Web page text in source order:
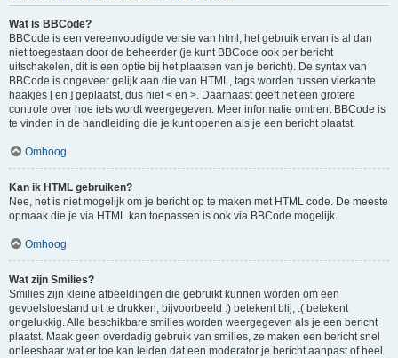
Wat is BBCode?
BBCode is een vereenvoudigde versie van html, het gebruik ervan is al dan
niet toegestaan door de beheerder (je kunt BBCode ook per bericht
uitschakelen, dit is een optie bij het plaatsen van je bericht). De syntax van
BBCode is ongeveer gelijk aan die van HTML, tags worden tussen vierkante
haakjes [ en ] geplaatst, dus niet < en >. Daarnaast geeft het een grotere
controle over hoe iets wordt weergegeven. Meer informatie omtrent BBCode is
te vinden in de handleiding die je kunt openen als je een bericht plaatst.
Omhoog
Kan ik HTML gebruiken?
Nee, het is niet mogelijk om je bericht op te maken met HTML code. De meeste
opmaak die je via HTML kan toepassen is ook via BBCode mogelijk.
Omhoog
Wat zijn Smilies?
Smilies zijn kleine afbeeldingen die gebruikt kunnen worden om een
gevoelstoestand uit te drukken, bijvoorbeeld :) betekent blij, :( betekent
ongelukkig. Alle beschikbare smilies worden weergegeven als je een bericht
plaatst. Maak geen overdadig gebruik van smilies, ze maken een bericht snel
onleesbaar wat er toe kan leiden dat een moderator je bericht aanpast of heel